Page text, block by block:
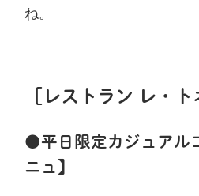
ね。
［レストラン レ・ト
●平日限定カジュアル
ニュ】